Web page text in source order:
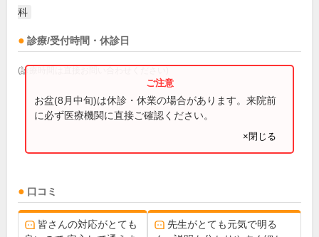
科
診療/受付時間・休診日
(診療時間は直接お問い合わせください)
お盆(8月中旬)は休診・休業の場合があります。来院前
に必ず医療機関に直接ご確認ください。
×閉じる
口コミ
皆さんの対応がとても
先生がとても元気で明る